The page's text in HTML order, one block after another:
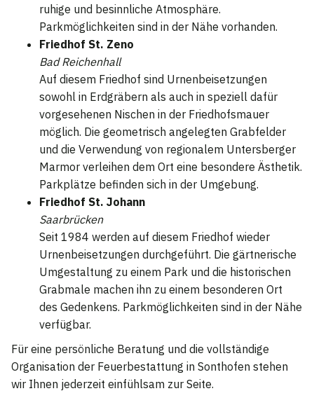
ruhige und besinnliche Atmosphäre.
Parkmöglichkeiten sind in der Nähe vorhanden.
Friedhof St. Zeno
Bad Reichenhall
Auf diesem Friedhof sind Urnenbeisetzungen
sowohl in Erdgräbern als auch in speziell dafür
vorgesehenen Nischen in der Friedhofsmauer
möglich. Die geometrisch angelegten Grabfelder
und die Verwendung von regionalem Untersberger
Marmor verleihen dem Ort eine besondere Ästhetik.
Parkplätze befinden sich in der Umgebung.
Friedhof St. Johann
Saarbrücken
Seit 1984 werden auf diesem Friedhof wieder
Urnenbeisetzungen durchgeführt. Die gärtnerische
Umgestaltung zu einem Park und die historischen
Grabmale machen ihn zu einem besonderen Ort
des Gedenkens. Parkmöglichkeiten sind in der Nähe
verfügbar.
Für eine persönliche Beratung und die vollständige
Organisation der Feuerbestattung in Sonthofen stehen
wir Ihnen jederzeit einfühlsam zur Seite.